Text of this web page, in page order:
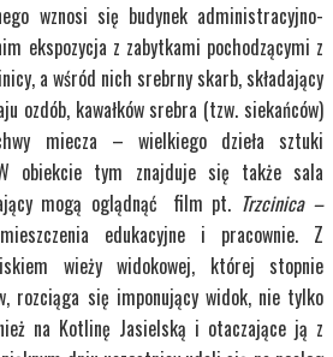
wznosi się budynek administracyjno-
ekspozycja z zabytkami pochodzącymi z
a wśród nich srebrny skarb, składający
ozdób, kawałków srebra (tzw. siekańców)
miecza – wielkiego dzieła sztuki
W obiekcie tym znajduje się także sala
mogą oglądnąć film pt. Trzcinica –
edukacyjne i pracownie. Z
wieży widokowej, której stopnie
rozciąga się imponujący widok, nie tylko
na Kotlinę Jasielską i otaczające ją z